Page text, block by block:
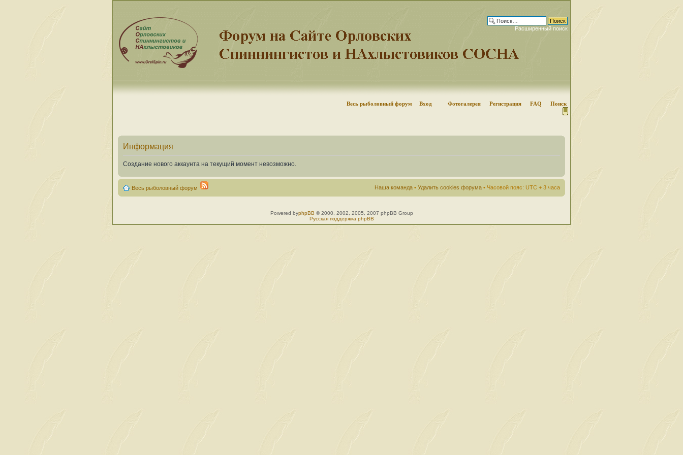
Расширенный поиск
Весь рыболовный форум Вход Фотогалерея Регистрация FAQ Поиск
Информация
Создание нового аккаунта на текущий момент невозможно.
Весь рыболовный форум Наша команда • Удалить cookies форума • Часовой пояс: UTC + 3 часа
Powered byphpBB © 2000, 2002, 2005, 2007 phpBB Group
Русская поддержка phpBB